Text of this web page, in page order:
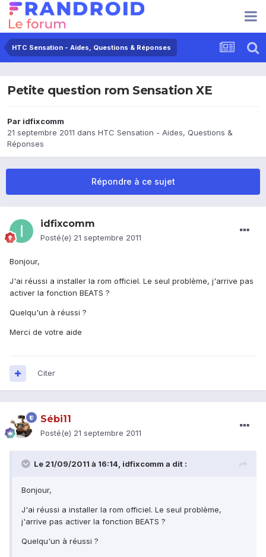
HTC Sensation - Aides, Questions & Réponses
Petite question rom Sensation XE
Par idfixcomm
21 septembre 2011 dans HTC Sensation - Aides, Questions &
Réponses
Répondre à ce sujet
idfixcomm
Posté(e) 21 septembre 2011
Bonjour,
J'ai réussi a installer la rom officiel. Le seul problème, j'arrive pas
activer la fonction BEATS ?
Quelqu'un à réussi ?
Merci de votre aide
Citer
Sébi11
Posté(e) 21 septembre 2011
Le 21/09/2011 à 16:14, idfixcomm a dit :
Bonjour,
J'ai réussi a installer la rom officiel. Le seul problème,
j'arrive pas activer la fonction BEATS ?
Quelqu'un à réussi ?